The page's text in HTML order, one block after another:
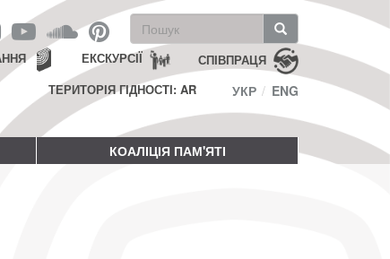
Пошукова
форма
Пошук СПІВПРАЦЯ
ЕКСКУРСІЇ
ТЕРИТОРІЯ ГІДНОСТІ: AR
УКР ENG
КОАЛІЦІЯ ПАМ'ЯТІ